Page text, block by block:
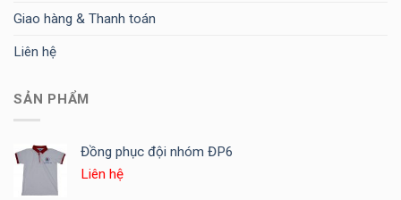
Giao hàng & Thanh toán
Liên hệ
SẢN PHẨM
Đồng phục đội nhóm ĐP6
Liên hệ